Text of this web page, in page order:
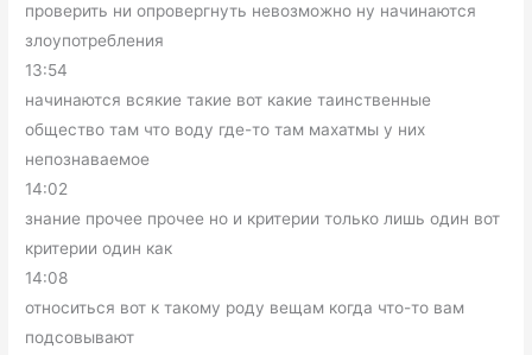
проверить ни опровергнуть невозможно ну начинаются
злоупотребления
13:54
начинаются всякие такие вот какие таинственные
общество там что воду где-то там махатмы у них
непознаваемое
14:02
знание прочее прочее но и критерии только лишь один вот
критерии один как
14:08
относиться вот к такому роду вещам когда что-то вам
подсовывают